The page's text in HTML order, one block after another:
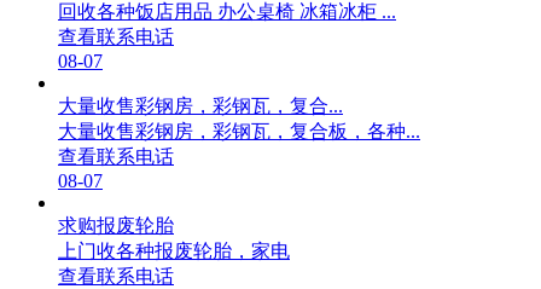
回收各种饭店用品 办公桌椅 冰箱冰柜 ...
查看联系电话
08-07
大量收售彩钢房，彩钢瓦，复合...
大量收售彩钢房，彩钢瓦，复合板，各种...
查看联系电话
08-07
求购报废轮胎
上门收各种报废轮胎，家电
查看联系电话